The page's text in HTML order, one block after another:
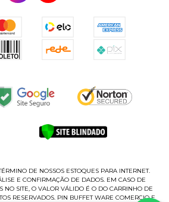
DE NOSSOS ESTOQUES PARA INTERNET.
E CONFIRMAÇÃO DE DADOS. EM CASO DE
NO SITE, O VALOR VÁLIDO É O DO CARRINHO DE
RESERVADOS. PIN BUFFET WARE COMERCIO E